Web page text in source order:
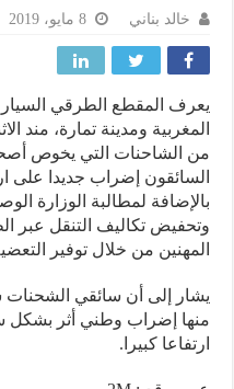
خالد بناني
المقطع الطرقي السيار
ومدينة تمارة، مند
الشاحنات التي يخوص أصحابها
إضراب جديدا على ارتفاع
لمطالبة الوزارة الوصية
تكاليف التنقل عبر
من خلال توفير التعضية
إلى أن سائقي الشحنات سبق
إضراب وطني أثر بشكل سلبي
كبيرا.